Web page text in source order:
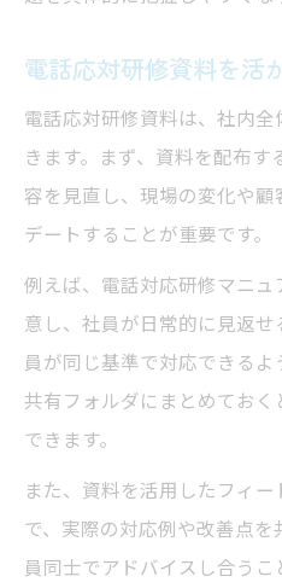
電話応対研修資料を活
電話応対研修資料は、社内
きます。まず、資料を配布
容を見直し、現場の変化や
デートすることが重要です。
例えば、電話対応研修マニ
意し、社員が日常的に見返
員が同じ基準で対応できる
共有フォルダにまとめてお
できます。
また、資料を活用したフィ
で、実際の対応例や改善点
員同士でアドバイスし合う